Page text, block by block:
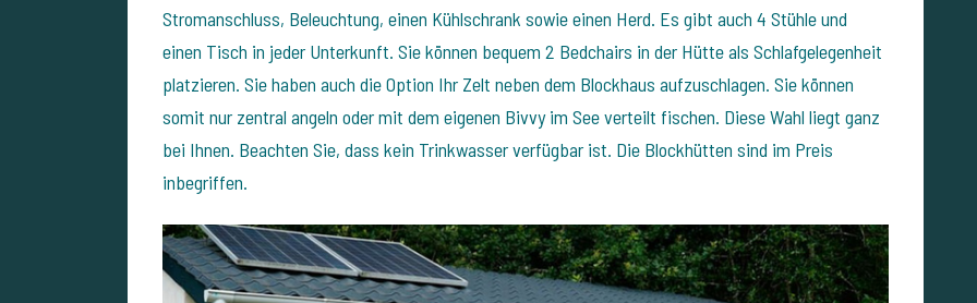
Stromanschluss, Beleuchtung, einen Kühlschrank sowie einen Herd. Es gibt auch 4 Stühle und
einen Tisch in jeder Unterkunft. Sie können bequem 2 Bedchairs in der Hütte als Schlafgelegenheit
platzieren. Sie haben auch die Option Ihr Zelt neben dem Blockhaus aufzuschlagen. Sie können
somit nur zentral angeln oder mit dem eigenen Bivvy im See verteilt fischen. Diese Wahl liegt ganz
bei Ihnen. Beachten Sie, dass kein Trinkwasser verfügbar ist. Die Blockhütten sind im Preis
inbegriffen.